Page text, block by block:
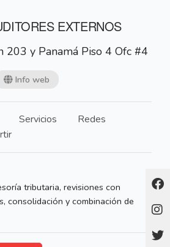
EXTERNOS
203 y Panamá Piso 4 Ofc #4
Info web
Servicios
Redes
tributaria, revisiones con
consolidación y combinación de